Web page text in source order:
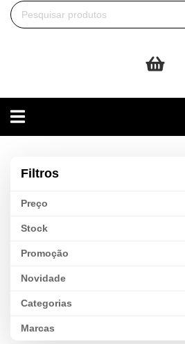
Toggle
navigation
Filtros
Preço
Stock
Promoção
Novidade
Categorias
Marcas